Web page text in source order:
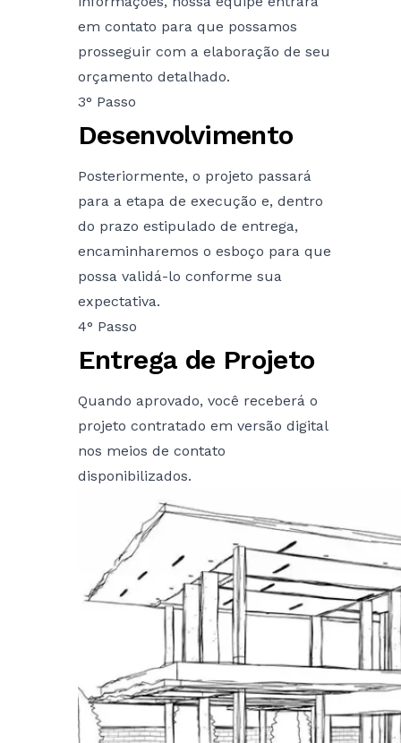
em contato para que possamos
prosseguir com a elaboração de seu
orçamento detalhado.
3° Passo
Desenvolvimento
Posteriormente, o projeto passará
para a etapa de execução e, dentro
do prazo estipulado de entrega,
encaminharemos o esboço para que
possa validá-lo conforme sua
expectativa.
4° Passo
Entrega de Projeto
Quando aprovado, você receberá o
projeto contratado em versão digital
nos meios de contato
disponibilizados.